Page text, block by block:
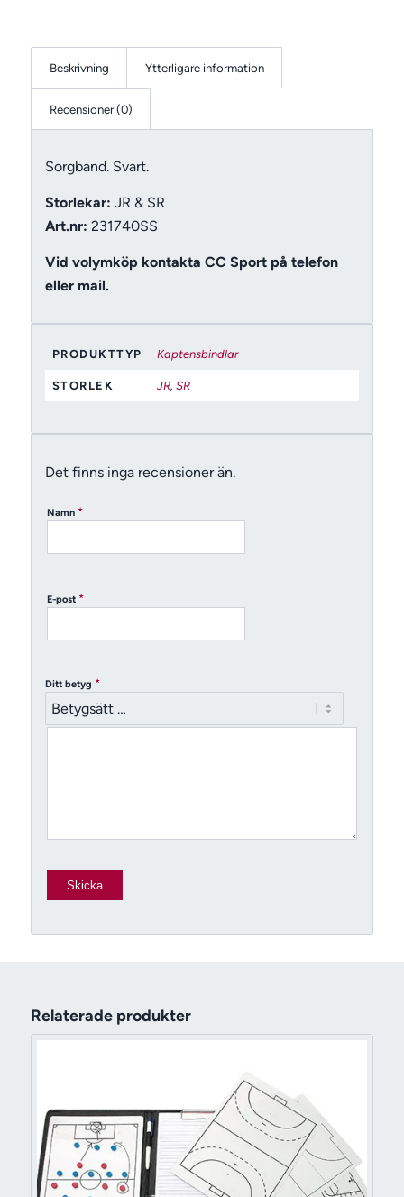
Beskrivning Ytterligare information
Recensioner (0)
Sorgband. Svart.
Storlekar: JR & SR
Art.nr: 231740SS
Vid volymköp kontakta CC Sport på telefon
eller mail.
PRODUKTTYP Kaptensbindlar
STORLEK JR, SR
Det finns inga recensioner än.
Namn *
E-post *
Ditt betyg *
Relaterade produkter